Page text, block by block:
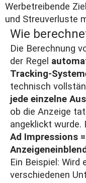
Werbetreibende
und Streuverluste
Wie
Die Berechnung
der Regel
Tracking-
technisch
jede einzelne
ob die Anzeige
angeklickt wurde.
Ad Impressions
Ein Beispiel:
verschiedenen